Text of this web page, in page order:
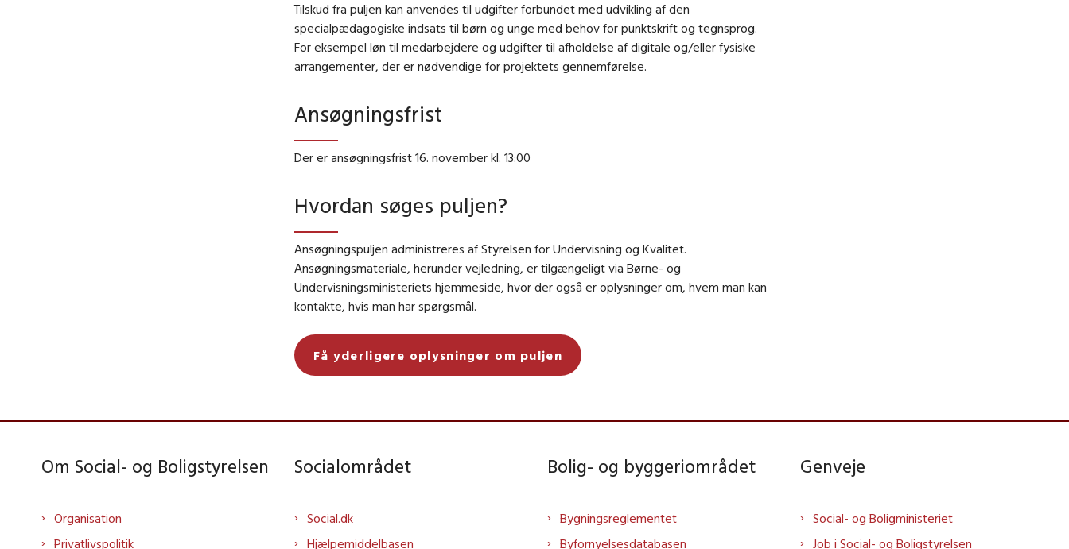
Tilskud fra puljen kan anvendes til udgifter forbundet med udvikling af den
specialpædagogiske indsats til børn og unge med behov for punktskrift og tegnsprog.
For eksempel løn til medarbejdere og udgifter til afholdelse af digitale og/eller fysiske
arrangementer, der er nødvendige for projektets gennemførelse.
Ansøgningsfrist
Der er ansøgningsfrist 16. november kl. 13:00
Hvordan søges puljen?
Ansøgningspuljen administreres af Styrelsen for Undervisning og Kvalitet.
Ansøgningsmateriale, herunder vejledning, er tilgængeligt via Børne- og
Undervisningsministeriets hjemmeside, hvor der også er oplysninger om, hvem man kan
kontakte, hvis man har spørgsmål.
Få yderligere oplysninger om puljen
Om Social- og Boligstyrelsen
Organisation
Privatlivspolitik
Socialområdet
Social.dk
Hjælpemiddelbasen
Bolig- og byggeriområdet
Bygningsreglementet
Byfornyelsesdatabasen
Genveje
Social- og Boligministeriet
Job i Social- og Boligstyrelsen